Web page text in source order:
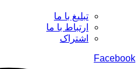
تبلیغ با ما
ارتباط با ما
اشتراک
Facebook